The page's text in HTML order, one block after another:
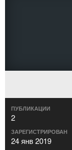
ПУБЛИКАЦИИ
2
ЗАРЕГИСТРИРОВАН
24 янв 2019